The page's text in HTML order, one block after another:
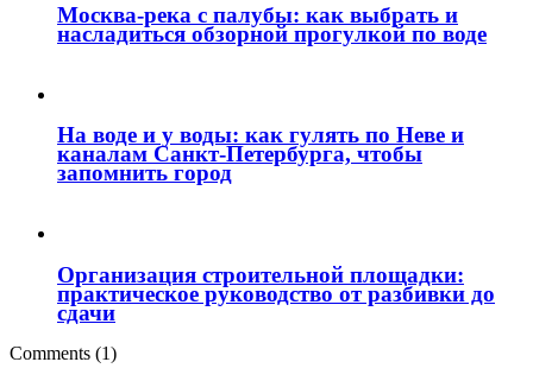
Москва‑река с палубы: как выбрать и
насладиться обзорной прогулкой по воде
На воде и у воды: как гулять по Неве и
каналам Санкт‑Петербурга, чтобы
запомнить город
Организация строительной площадки:
практическое руководство от разбивки до
сдачи
Comments (1)